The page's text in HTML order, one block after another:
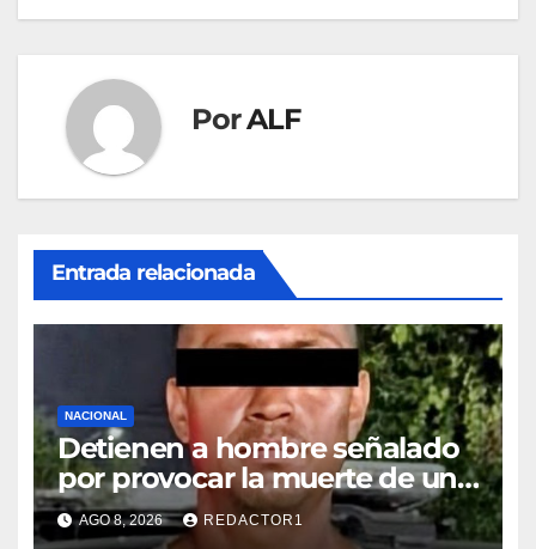
PorALF
Entrada relacionada
NACIONAL
Detienen a hombre señalado
por provocar la muerte de un
adulto mayor
AGO 8, 2026 REDACTOR1